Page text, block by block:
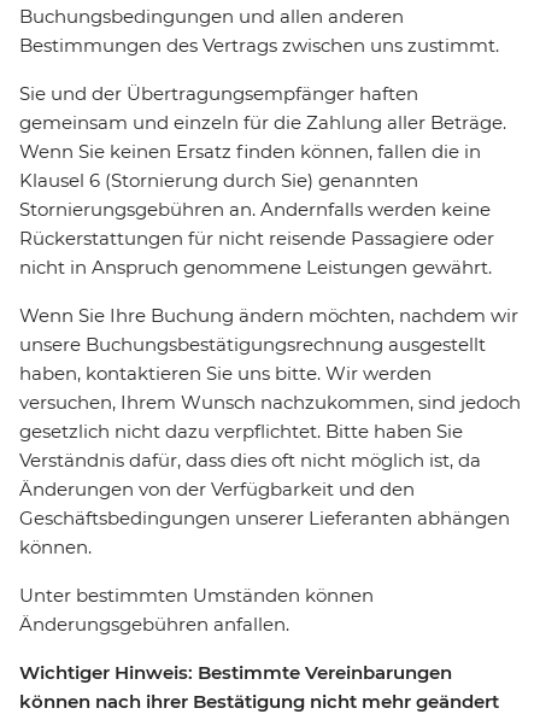
Buchungsbedingungen und allen anderen
Bestimmungen des Vertrags zwischen uns zustimmt.
Sie und der Übertragungsempfänger haften
gemeinsam und einzeln für die Zahlung aller Beträge.
Wenn Sie keinen Ersatz finden können, fallen die in
Klausel 6 (Stornierung durch Sie) genannten
Stornierungsgebühren an. Andernfalls werden keine
Rückerstattungen für nicht reisende Passagiere oder
nicht in Anspruch genommene Leistungen gewährt.
Wenn Sie Ihre Buchung ändern möchten, nachdem wir
unsere Buchungsbestätigungsrechnung ausgestellt
haben, kontaktieren Sie uns bitte. Wir werden
versuchen, Ihrem Wunsch nachzukommen, sind jedoch
gesetzlich nicht dazu verpflichtet. Bitte haben Sie
Verständnis dafür, dass dies oft nicht möglich ist, da
Änderungen von der Verfügbarkeit und den
Geschäftsbedingungen unserer Lieferanten abhängen
können.
Unter bestimmten Umständen können
Änderungsgebühren anfallen.
Wichtiger Hinweis: Bestimmte Vereinbarungen
können nach ihrer Bestätigung nicht mehr geändert